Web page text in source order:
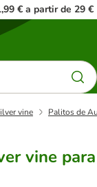
€ a partir de 29 €
vine Palitos de
vine para